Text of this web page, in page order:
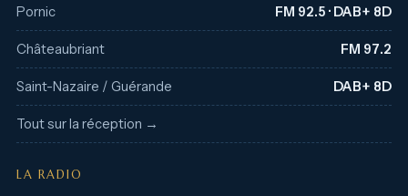
Pornic FM 92.5 · DAB+ 8D
Châteaubriant FM 97.2
Saint-Nazaire / Guérande DAB+ 8D
Tout sur la réception →
LA RADIO